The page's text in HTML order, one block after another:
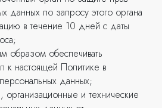
данных по запросу этого органа
в течение 10 дней с даты
образом обеспечивать
к настоящей Политике в
данных;
и технические